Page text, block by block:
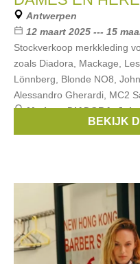
Antwerpen
12 maart 2025 --- 15
Stockverkoop merkkleding
zoals Diadora, Mackage,
Lönnberg, Blonde NO8,
Alessandro Gherardi, MC2
Merken:DIADORA,
BEKIJK